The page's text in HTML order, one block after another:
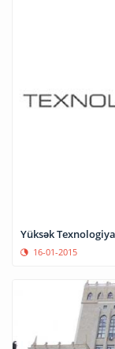
Yüksək
16-01-2015